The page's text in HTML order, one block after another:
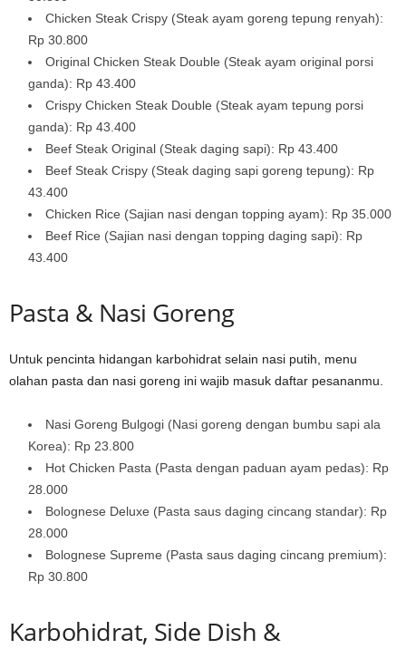
Chicken Steak Crispy (Steak ayam goreng tepung renyah):
Rp 30.800
Original Chicken Steak Double (Steak ayam original porsi
ganda): Rp 43.400
Crispy Chicken Steak Double (Steak ayam tepung porsi
ganda): Rp 43.400
Beef Steak Original (Steak daging sapi): Rp 43.400
Beef Steak Crispy (Steak daging sapi goreng tepung): Rp
43.400
Chicken Rice (Sajian nasi dengan topping ayam): Rp 35.000
Beef Rice (Sajian nasi dengan topping daging sapi): Rp
43.400
Pasta & Nasi Goreng
Untuk pencinta hidangan karbohidrat selain nasi putih, menu
olahan pasta dan nasi goreng ini wajib masuk daftar pesananmu.
Nasi Goreng Bulgogi (Nasi goreng dengan bumbu sapi ala
Korea): Rp 23.800
Hot Chicken Pasta (Pasta dengan paduan ayam pedas): Rp
28.000
Bolognese Deluxe (Pasta saus daging cincang standar): Rp
28.000
Bolognese Supreme (Pasta saus daging cincang premium):
Rp 30.800
Karbohidrat, Side Dish &